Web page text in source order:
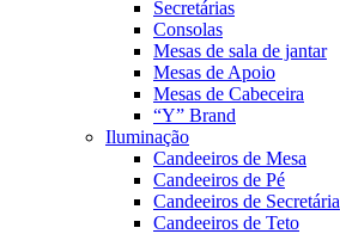
Secretárias
Consolas
Mesas de sala de jantar
Mesas de Apoio
Mesas de Cabeceira
“Y” Brand
Iluminação
Candeeiros de Mesa
Candeeiros de Pé
Candeeiros de Secretária
Candeeiros de Teto